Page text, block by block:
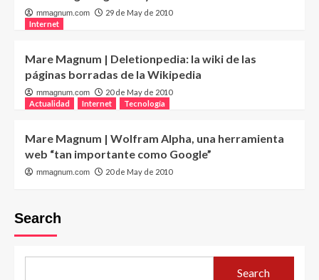
mmagnum.com
29 de May de 2010
Internet
Mare Magnum | Deletionpedia: la wiki de las
páginas borradas de la Wikipedia
mmagnum.com
20 de May de 2010
Actualidad
Internet Tecnología
Mare Magnum | Wolfram Alpha, una herramienta
web “tan importante como Google”
mmagnum.com 20 de May de 2010
Search
Search